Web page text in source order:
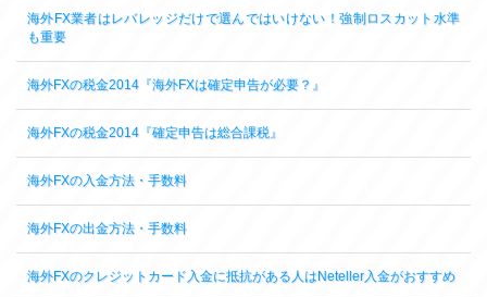
海外FX業者はレバレッジだけで選んではいけない！強制ロスカット水準
も重要
海外FXの税金2014『海外FXは確定申告が必要？』
海外FXの税金2014『確定申告は総合課税』
海外FXの入金方法・手数料
海外FXの出金方法・手数料
海外FXのクレジットカード入金に抵抗がある人はNeteller入金がおすすめ